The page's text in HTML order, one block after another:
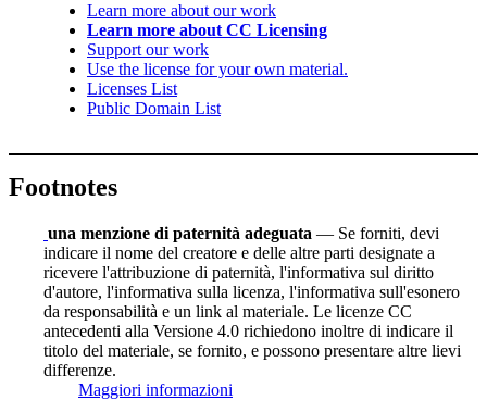
Learn more about our work
Learn more about CC Licensing
Support our work
Use the license for your own material.
Licenses List
Public Domain List
Footnotes
una menzione di paternità adeguata — Se forniti, devi
indicare il nome del creatore e delle altre parti designate a
ricevere l'attribuzione di paternità, l'informativa sul diritto
d'autore, l'informativa sulla licenza, l'informativa sull'esonero
da responsabilità e un link al materiale. Le licenze CC
antecedenti alla Versione 4.0 richiedono inoltre di indicare il
titolo del materiale, se fornito, e possono presentare altre lievi
differenze.
Maggiori informazioni